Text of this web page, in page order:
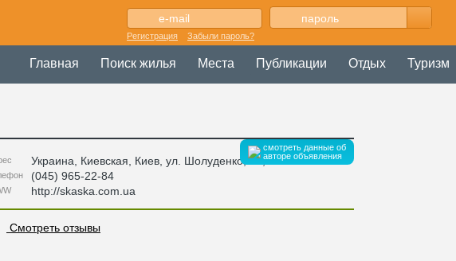
Регистрация Забыли пароль?
Главная Поиск жилья Места Публикации Отдых Туризм
смотреть данные об
авторе объявления
Украина Киевская , Киев, ул. Шолуденко, 17,
(045) 965-22-84
http://skaska.com.ua
Смотреть отзывы